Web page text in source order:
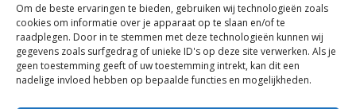
Om de beste ervaringen te bieden, gebruiken wij technologieën zoals
cookies om informatie over je apparaat op te slaan en/of te
raadplegen. Door in te stemmen met deze technologieën kunnen wij
gegevens zoals surfgedrag of unieke ID's op deze site verwerken. Als je
geen toestemming geeft of uw toestemming intrekt, kan dit een
nadelige invloed hebben op bepaalde functies en mogelijkheden.
© 2026 Van der Bel Las en Radiateurenbedrijf.